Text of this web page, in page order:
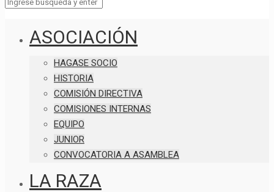
ASOCIACIÓN
HAGASE SOCIO
HISTORIA
COMISIÓN DIRECTIVA
COMISIONES INTERNAS
EQUIPO
JUNIOR
CONVOCATORIA A ASAMBLEA
LA RAZA